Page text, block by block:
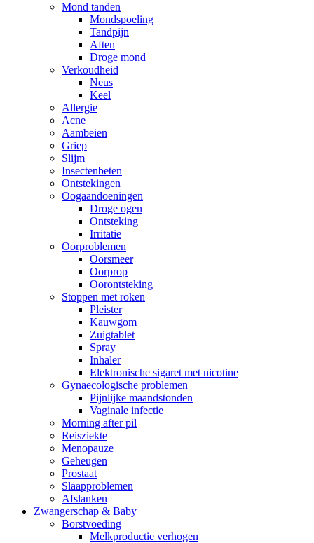
Mond tanden
Mondspoeling
Tandpijn
Aften
Droge mond
Verkoudheid
Neus
Keel
Allergie
Acne
Aambeien
Griep
Slijm
Insectenbeten
Ontstekingen
Oogaandoeningen
Droge ogen
Ontsteking
Irritatie
Oorproblemen
Oorsmeer
Oorprop
Oorontsteking
Stoppen met roken
Pleister
Kauwgom
Zuigtablet
Spray
Inhaler
Elektronische sigaret met nicotine
Gynaecologische problemen
Pijnlijke maandstonden
Vaginale infectie
Morning after pil
Reisziekte
Menopauze
Geheugen
Prostaat
Slaapproblemen
Afslanken
Zwangerschap & Baby
Borstvoeding
Melkproductie verhogen